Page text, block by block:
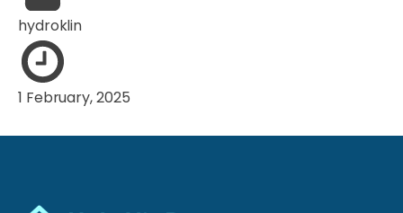
hydroklin
1 February, 2025